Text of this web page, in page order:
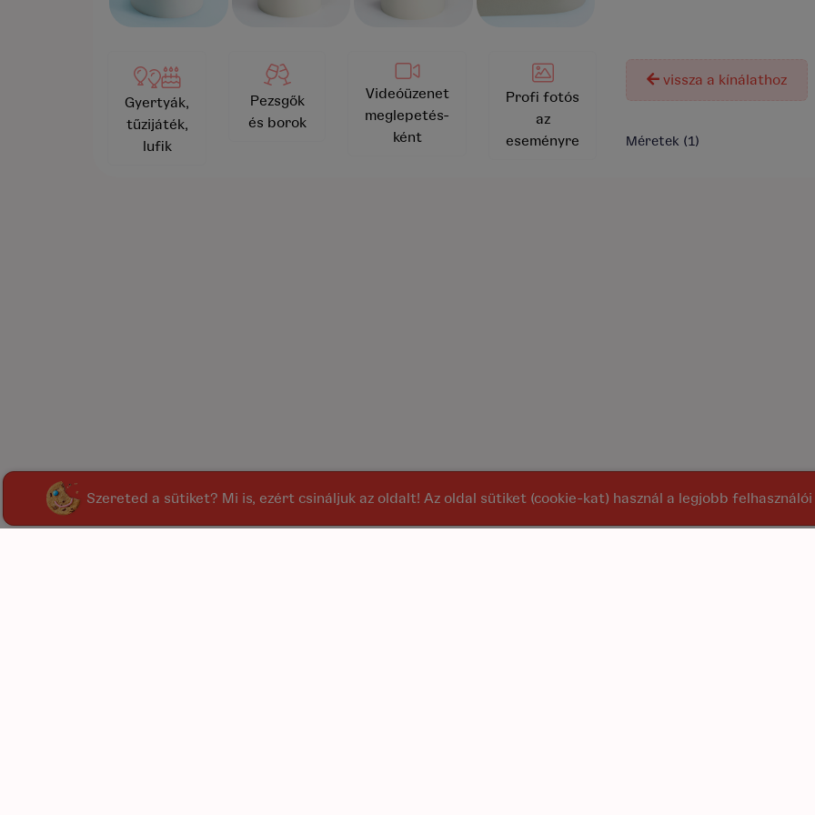
vissza a kínálathoz
Gyertyák,
tűzijáték,
lufik
Pezsgők
és borok
Videóüzenet
meglepetés-
ként
Profi fotós
az
eseményre
Méretek (1)
Szereted a sütiket? Mi is, ezért csináljuk az oldalt! Az oldal sütiket (cookie-kat) használ a legjobb